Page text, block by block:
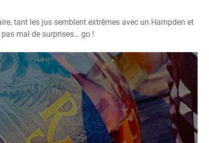
tant les jus semblent extrêmes avec un Hampden et
mal de surprises… go !